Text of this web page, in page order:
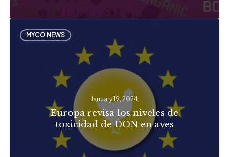
MYCO NEWS
revisa
los
niveles
toxicidad
de
DON
en
January 19, 2024
Europa revisa los niveles de
toxicidad de DON en aves